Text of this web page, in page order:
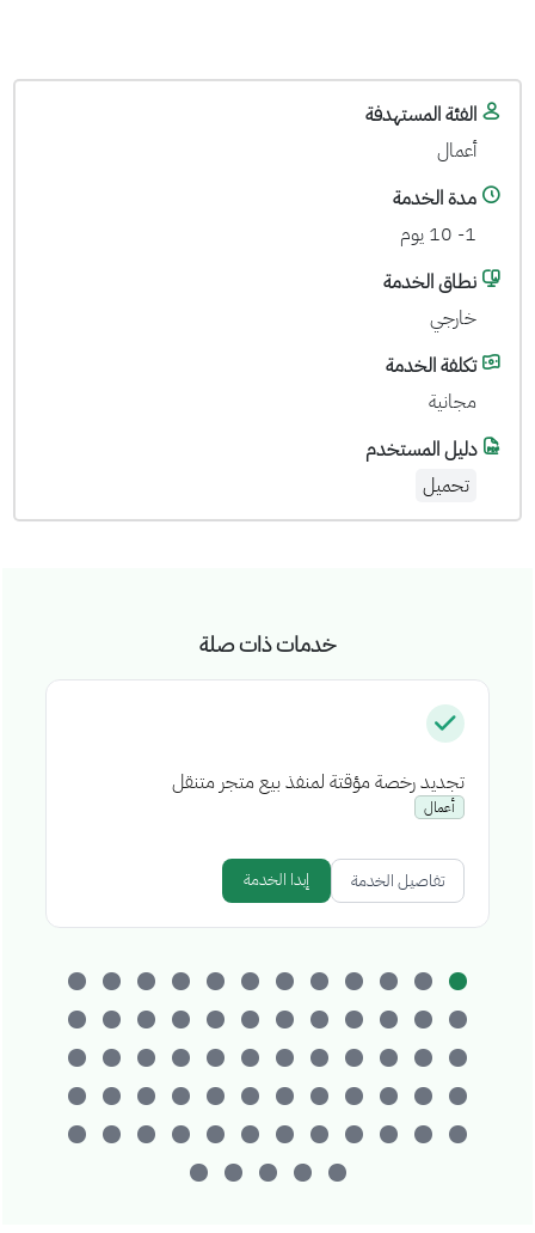
الفئة المستهدفة
أعمال
مدة الخدمة
1- 10 يوم
نطاق الخدمة
خارجي
تكلفة الخدمة
مجانية
دليل المستخدم
تحميل
خدمات ذات صلة
تجديد رخصة مؤقتة لمنفذ بيع متجر متنقل
أعمال
تفاصيل الخدمة إبدا الخدمة